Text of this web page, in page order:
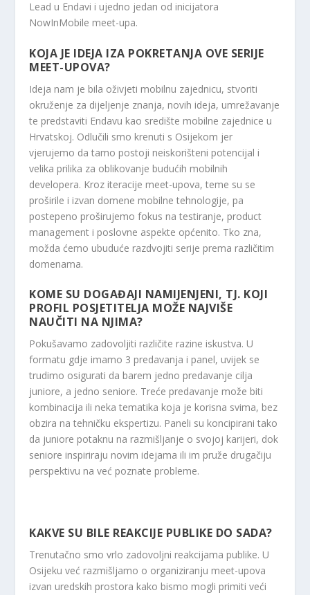
Lead u Endavi i ujedno jedan od inicijatora
NowInMobile meet-upa.
KOJA JE IDEJA IZA POKRETANJA OVE SERIJE
MEET-UPOVA?
Ideja nam je bila oživjeti mobilnu zajednicu, stvoriti
okruženje za dijeljenje znanja, novih ideja, umrežavanje
te predstaviti Endavu kao središte mobilne zajednice u
Hrvatskoj. Odlučili smo krenuti s Osijekom jer
vjerujemo da tamo postoji neiskorišteni potencijal i
velika prilika za oblikovanje budućih mobilnih
developera. Kroz iteracije meet-upova, teme su se
proširile i izvan domene mobilne tehnologije, pa
postepeno proširujemo fokus na testiranje, product
management i poslovne aspekte općenito. Tko zna,
možda ćemo ubuduće razdvojiti serije prema različitim
domenama.
KOME SU DOGAĐAJI NAMIJENJENI, TJ. KOJI
PROFIL POSJETITELJA MOŽE NAJVIŠE
NAUČITI NA NJIMA?
Pokušavamo zadovoljiti različite razine iskustva. U
formatu gdje imamo 3 predavanja i panel, uvijek se
trudimo osigurati da barem jedno predavanje cilja
juniore, a jedno seniore. Treće predavanje može biti
kombinacija ili neka tematika koja je korisna svima, bez
obzira na tehničku ekspertizu. Paneli su koncipirani tako
da juniore potaknu na razmišljanje o svojoj karijeri, dok
seniore inspiriraju novim idejama ili im pruže drugačiju
perspektivu na već poznate probleme.
KAKVE SU BILE REAKCIJE PUBLIKE DO SADA?
Trenutačno smo vrlo zadovoljni reakcijama publike. U
Osijeku već razmišljamo o organiziranju meet-upova
izvan uredskih prostora kako bismo mogli primiti veći